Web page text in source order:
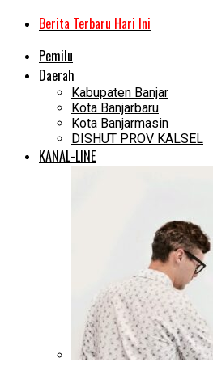
Berita Terbaru Hari Ini
Pemilu
Daerah
Kabupaten Banjar
Kota Banjarbaru
Kota Banjarmasin
DISHUT PROV KALSEL
KANAL-LINE